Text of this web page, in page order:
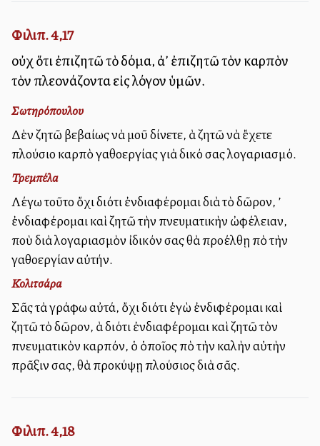
Φιλιπ. 4,17
οὐχ ὅτι ἐπιζητῶ τὸ δόμα, ἀλλ’ ἐπιζητῶ τὸν καρπὸν
τὸν πλεονάζοντα εἰς λόγον ὑμῶν.
Σωτηρόπουλου
Δὲν ζητῶ βεβαίως νὰ μοῦ δίνετε, ἀλλὰ ζητῶ νὰ ἔχετε
πλούσιο καρπὸ ἀγαθοεργίας γιὰ δικό σας λογαριασμό.
Τρεμπέλα
Λέγω τοῦτο ὄχι διότι ἐνδιαφέρομαι διὰ τὸ δῶρον, ἀλλ’
ἐνδιαφέρομαι καὶ ζητῶ τὴν πνευματικὴν ὠφέλειαν,
ποὺ διὰ λογαριασμὸν ἰδικόν σας θὰ προέλθῃ ἀπὸ τὴν
ἀγαθοεργίαν αὐτήν.
Κολιτσάρα
Σᾶς τὰ γράφω αὐτά, ὄχι διότι ἐγὼ ἐνδιφέρομαι καὶ
ζητῶ τὸ δῶρον, ἀλλὰ διότι ἐνδιαφέρομαι καὶ ζητῶ τὸν
πνευματικὸν καρπόν, ὁ ὁποῖος ἀπὸ τὴν καλὴν αὐτὴν
πρᾶξιν σας, θὰ προκύψῃ πλούσιος διὰ σᾶς.
Φιλιπ. 4,18